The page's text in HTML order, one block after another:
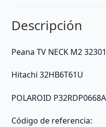
Descripción
Peana TV NECK M2
Hitachi 32HB6T61U
POLAROID P32RDP0668A
Código de referencia: